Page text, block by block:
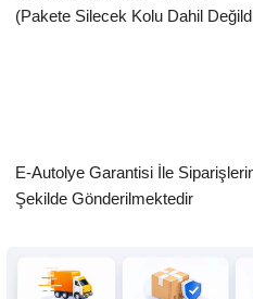
(Pakete Silecek Kolu Dahil
E-Autolye Garantisi İle
Şekilde Gönderilmektedir